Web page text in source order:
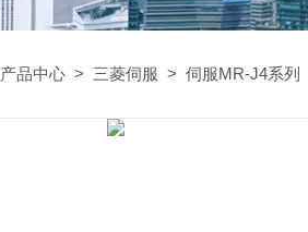
产品中心 > 三菱伺服 > 伺服MR-J4系列